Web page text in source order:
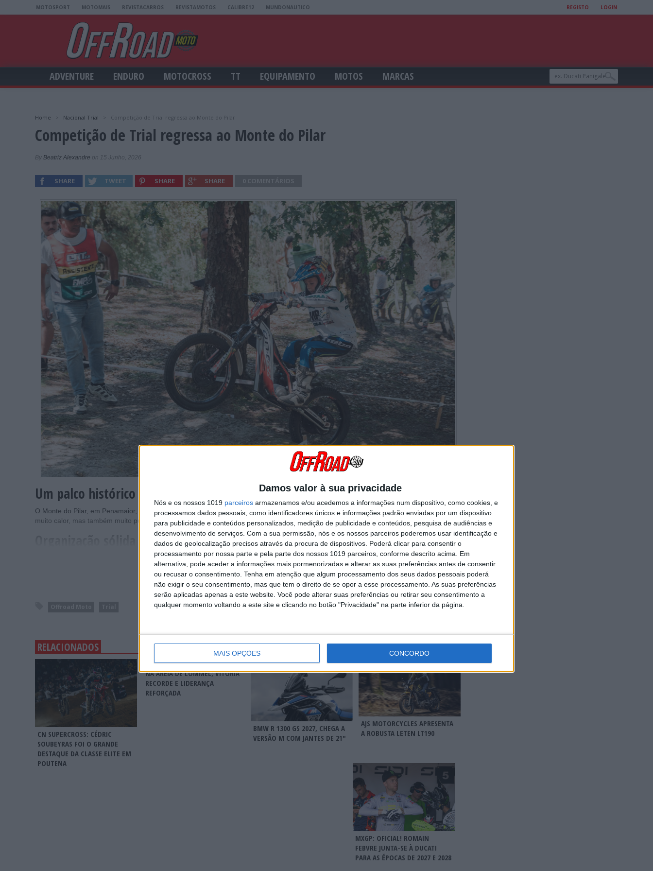
Damos valor à sua privacidade
Nós e os nossos 1019 parceiros armazenamos e/ou acedemos a informações num dispositivo, como cookies, e
processamos dados pessoais, como identificadores únicos e informações padrão enviadas por um dispositivo
para publicidade e conteúdos personalizados, medição de publicidade e conteúdos, pesquisa de audiências e
desenvolvimento de serviços. Com a sua permissão, nós e os nossos parceiros poderemos usar identificação e
dados de geolocalização precisos através da procura de dispositivos. Poderá clicar para consentir o
processamento por nossa parte e pela parte dos nossos 1019 parceiros, conforme descrito acima. Em
alternativa, pode aceder a informações mais pormenorizadas e alterar as suas preferências antes de consentir
ou recusar o consentimento. Tenha em atenção que algum processamento dos seus dados pessoais poderá
não exigir o seu consentimento, mas que tem o direito de se opor a esse processamento. As suas preferências
serão aplicadas apenas a este website. Você pode alterar suas preferências ou retirar seu consentimento a
qualquer momento voltando a este site e clicando no botão "Privacidade" na parte inferior da página.
MAIS OPÇÕES CONCORDO
MOTOSPORT MOTOMAIS REVISTACARROS REVISTAMOTOS CALIBRE12 MUNDONAUTICO REGISTO LOGIN
ADVENTURE ENDURO MOTOCROSS TT EQUIPAMENTO MOTOS MARCAS
Home Nacional Trial Competição de Trial regressa ao Monte do Pilar
Competição de Trial regressa ao Monte do Pilar
By Beatriz Alexandre on 15 Junho, 2026
SHARE TWEET SHARE SHARE
Um palco histórico volta a receber o Trial nacional
O Monte do Pilar, em Penamaior, Paços de Ferreira, voltou a receber o Campeonato Nacional de Trial. O feriado de 10 de junho trouxe
muito calor, mas também muito público. Assim, a 4.ª ronda da temporada decorreu num ambiente animado e cheio de energia.
Organização sólida e zonas pensadas para todos os níveis
Continuar a ler
RELACIONADOS
CN SUPERCROSS: CÉDRIC
SOUBEYRAS FOI O GRANDE
DESTAQUE DA CLASSE ELITE EM
POUTENA
MXGP: HERLINGS IMPARÁVEL
NA AREIA DE LOMMEL; VITÓRIA
RECORDE E LIDERANÇA
REFORÇADA
BMW R 1300 GS 2027, CHEGA A
VERSÃO M COM JANTES DE 21″
AJS MOTORCYCLES APRESENTA
A ROBUSTA LETEN LT190
MXGP: OFICIAL! ROMAIN
FEBVRE JUNTA-SE À DUCATI
PARA AS ÉPOCAS DE 2027 E 2028